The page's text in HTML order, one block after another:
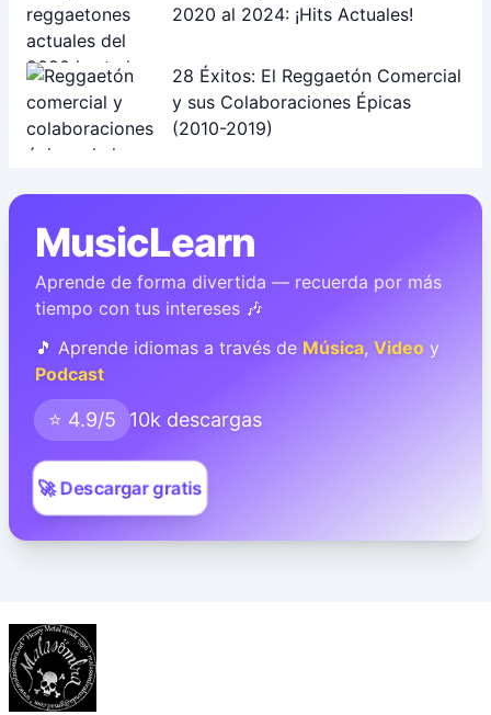
2020 al 2024: ¡Hits Actuales!
28 Éxitos: El Reggaetón Comercial
y sus Colaboraciones Épicas
(2010-2019)
MusicLearn
Aprende de forma divertida — recuerda por más
tiempo con tus intereses 🎶
🎵 Aprende idiomas a través de Música, Video y
Podcast
⭐ 4.9/5 10k descargas
🚀 Descargar gratis